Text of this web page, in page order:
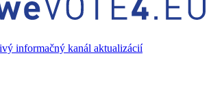
informačný kanál aktualizácií